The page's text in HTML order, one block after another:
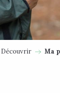
Découvrir Ma